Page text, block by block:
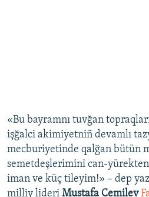
«Bu bayramnı tuvğan
işğalci akimiyetniñ devamlı
mecburiyetinde qalğan bütün
semetdeşlerimini can-yürekten
iman ve küç tileyim!» – dep
milliy lideri Mustafa Cemilev